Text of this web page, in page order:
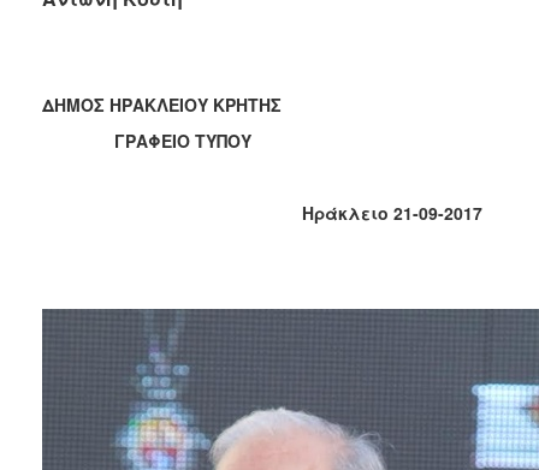
2021
2012
2010
2006
ΔΗΜΟΣ ΗΡΑΚΛΕΙΟΥ ΚΡΗΤΗΣ
ΓΡΑΦΕΙΟ ΤΥΠΟΥ
Ηράκλειο 21-09-2017